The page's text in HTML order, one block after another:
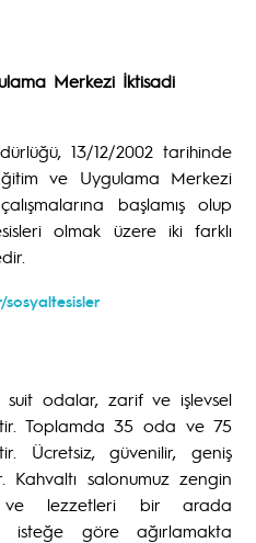
Merkezi İktisadi
13/12/2002 tarihinde
ve Uygulama Merkezi
başlamış olup
olmak üzere iki farklı
sosyaltesisler
suit odalar, zarif ve işlevsel
Toplamda 35 oda ve 75
Ücretsiz, güvenilir, geniş
Kahvaltı salonumuz zengin
lezzetleri bir arada
isteğe göre ağırlamakta